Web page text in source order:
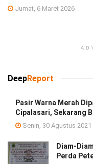
Jumat, 6 Maret 2026
DeepReport
Pasir Warna Merah
Cipalasari, Sekarang
Senin, 30 Agustus 2021
Diam-
Perda